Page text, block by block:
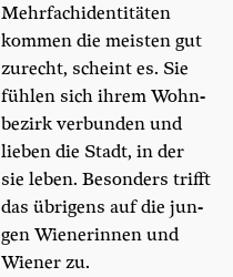
Mehr­fach­iden­ti­tä­ten
kom­men die meis­ten gut
zurecht, scheint es. Sie
füh­len sich ihrem Wohn­
be­zirk ver­bun­den und
lie­ben die Stadt, in der
sie leben. Beson­ders trifft
das übri­gens auf die jun­
gen Wie­ne­rin­nen und
Wie­ner zu.